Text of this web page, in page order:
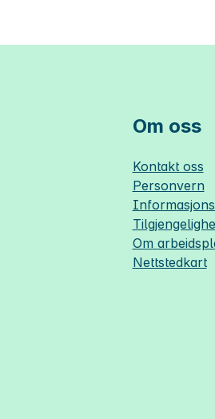
Om oss
Kontakt oss
Personvern
Om
Nettstedkart